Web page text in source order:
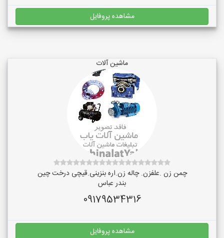
مشاهده پروفایل
ماشین آلات
چمن زن .علفزن. چاله زن.اره بنزینی.قیچی درخت چین
بندر عباس
09179534316
مشاهده پروفایل